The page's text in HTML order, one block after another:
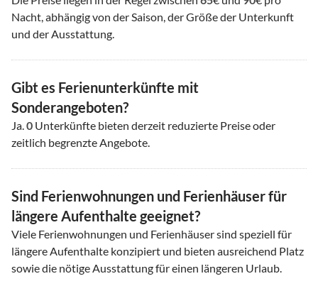
Nacht, abhängig von der Saison, der Größe der Unterkunft
und der Ausstattung.
Gibt es Ferienunterkünfte mit
Sonderangeboten?
Ja.0 Unterkünfte bieten derzeit reduzierte Preise oder
zeitlich begrenzte Angebote.
Sind Ferienwohnungen und Ferienhäuser für
längere Aufenthalte geeignet?
Viele Ferienwohnungen und Ferienhäuser sind speziell für
längere Aufenthalte konzipiert und bieten ausreichend Platz
sowie die nötige Ausstattung für einen längeren Urlaub.